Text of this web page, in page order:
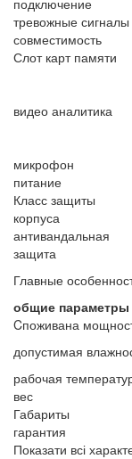
тревожные сигналы
совместимость
Слот карт памяти
видео аналитика
микрофон
питание
Класс защиты
корпуса
антивандальная
защита
Главные
общие параметры
Cпоживана
допустимая
рабочая
вес
Габариты
гарантия
Показати всі